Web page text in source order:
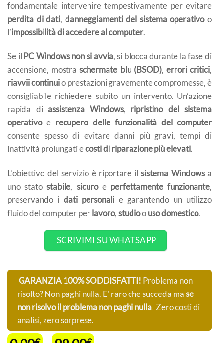
fondamentale intervenire tempestivamente per evitare
perdita di dati, danneggiamenti del sistema operativoo
l’impossibilità di accedere al computer.
Se il PC Windows non si avvia, si blocca durante la fase di
accensione, mostraschermate blu (BSOD), errori critici,
riavvii continuio prestazioni gravemente compromesse, è
consigliabile richiedere subito un intervento. Un’azione
rapida di assistenza Windows, ripristino del sistema
operativoe recupero delle funzionalità del computer
consente spesso di evitare danni più gravi, tempi di
inattività prolungati ecosti di riparazione più elevati.
L’obiettivo del servizio è riportare il sistema Windowsa
uno statostabile, sicuroe perfettamente funzionante,
preservando i dati personali e garantendo un utilizzo
fluido del computer perlavoro,studioouso domestico.
SCRIVIMI SU WHATSAPP
GARANZIA 100% SODDISFATTI! Problema non
risolto? Non paghi nulla. E' raro che succeda mase
non risolvo il problema non paghi nulla! Zero costi di
analisi, zero sorprese.